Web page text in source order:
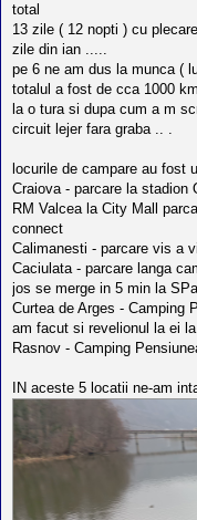
o
r
d
e
r
u
l
o
s
i
a
u
t
o
r
o
e
d
n
R
o
m
a
n
total
13 zile ( 12 nopti ) cu
zile din ian .....
pe 6 ne am dus la munca (
totalul a fost de cca 1000
la o tura si dupa cum a m
circuit lejer fara graba .. .
locurile de campare au fost
Craiova - parcare la stadion
RM Valcea la City Mall
connect
Calimanesti - parcare vis a
Caciulata - parcare langa
jos se merge in 5 min la
Curtea de Arges - Camping
am facut si revelionul la ei
Rasnov - Camping
IN aceste 5 locatii ne-am